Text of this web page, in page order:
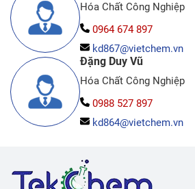
Hóa Chất Công Nghiệp
0964 674 897
kd867@vietchem.vn
Đặng Duy Vũ
Hóa Chất Công Nghiệp
0988 527 897
kd864@vietchem.vn